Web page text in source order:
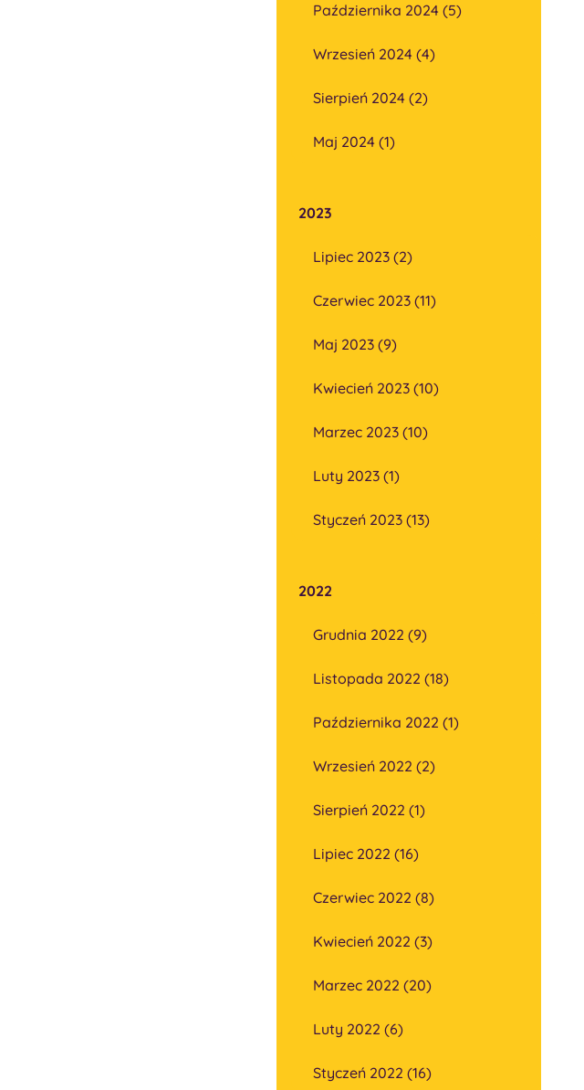
Października 2024 (5)
Wrzesień 2024 (4)
Sierpień 2024 (2)
Maj 2024 (1)
2023
Lipiec 2023 (2)
Czerwiec 2023 (11)
Maj 2023 (9)
Kwiecień 2023 (10)
Marzec 2023 (10)
Luty 2023 (1)
Styczeń 2023 (13)
2022
Grudnia 2022 (9)
Listopada 2022 (18)
Października 2022 (1)
Wrzesień 2022 (2)
Sierpień 2022 (1)
Lipiec 2022 (16)
Czerwiec 2022 (8)
Kwiecień 2022 (3)
Marzec 2022 (20)
Luty 2022 (6)
Styczeń 2022 (16)